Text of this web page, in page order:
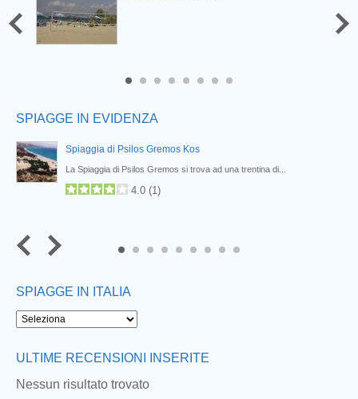
SPIAGGE IN EVIDENZA
Spiaggia di Psilos Gremos Kos
La Spiaggia di Psilos Gremos si trova ad una trentina di...
4.0 (1)
8
SPIAGGE IN ITALIA
ULTIME RECENSIONI INSERITE
Nessun risultato trovato